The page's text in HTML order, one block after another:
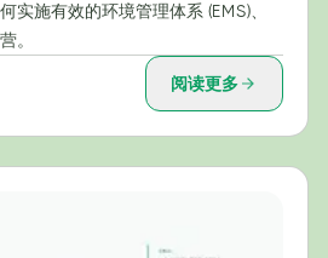
实施有效的环境管理体系 (EMS)、
。
阅读更多